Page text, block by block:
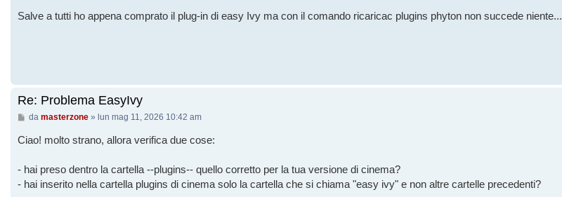
Salve a tutti ho appena comprato il plug-in di easy Ivy ma con il comando ricaricac plugins phyton non succede niente...
Re: Problema EasyIvy
Messaggio
da masterzone» lun mag 11, 2026 10:42 am
Ciao! molto strano, allora verifica due cose:
- hai preso dentro la cartella --plugins-- quello corretto per la tua versione di cinema?
- hai inserito nella cartella plugins di cinema solo la cartella che si chiama "easy ivy" e non altre cartelle precedenti?